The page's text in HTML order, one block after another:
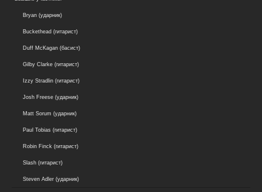
Bryan (ударник)
Buckethead (гитарист)
Duff McKagan (басист)
Gilby Clarke (гитарист)
Izzy Stradlin (гитарист)
Josh Freese (ударник)
Matt Sorum (ударник)
Paul Tobias (гитарист)
Robin Finck (гитарист)
Slash (гитарист)
Steven Adler (ударник)